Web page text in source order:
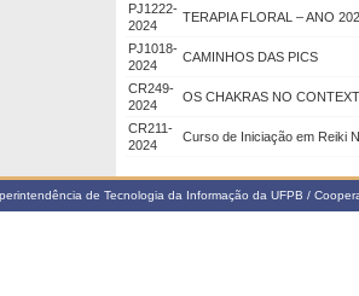
PJ1222-
2024
TERAPIA FLORAL – ANO
PJ1018-
2024
CAMINHOS DAS PICS
CR249-
2024
OS CHAKRAS NO
CR211-
2024
Curso de Iniciação em Reiki
de Tecnologia da Informação da UFPB /